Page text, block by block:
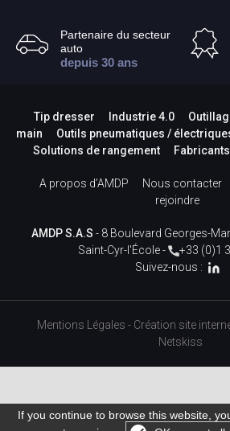
Partenaire du secteur
auto
depuis 30 ans
Tip dresser Industrie 4.0
main
Outils pneumatiques /
Solutions de rangement
Fabricants
A propos d’AMDP Nous contacter
rejoindre
AMDP S.A.S - 8 Boulevard Georges-
Saint-Cyr-l'École -
+33 (0)1
Suivez-nous :
Mentions Légales - Création site
Netskiss
If you continue to browse this website,